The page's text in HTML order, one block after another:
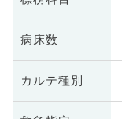
病床数
カルテ種別